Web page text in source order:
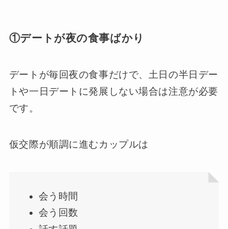
①デートが夜の食事ばかり
デートが毎回夜の食事だけで、土日の半日デー
トや一日デートに発展しない場合は注意が必要
です。
仮交際が順調に進むカップルは
会う時間
会う回数